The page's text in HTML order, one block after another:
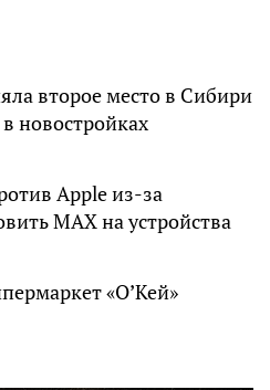
второе место в Сибири
новостройках
Apple из-за
MAX на устройства
«О’Кей»